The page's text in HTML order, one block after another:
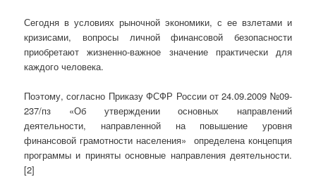
Сегодня в условиях рыночной экономики, с ее взлетами и
кризисами, вопросы личной финансовой безопасности
приобретают жизненно-важное значение практически для
каждого человека.
Поэтому, согласно Приказу ФСФР России от 24.09.2009 №09-
237/пз «Об утверждении основных направлений
деятельности, направленной на повышение уровня
финансовой грамотности населения» определена концепция
программы и приняты основные направления деятельности.
[2]